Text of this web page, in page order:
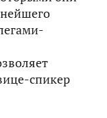
спикер